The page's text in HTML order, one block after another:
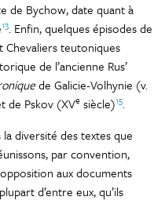
de Bychow, date quant à
13. Enfin, quelques épisodes de
Chevaliers teutoniques
de l’ancienne Rus’
de Galicie-Volhynie (v.
de Pskov (XVe siècle)15.
diversité des textes que
par convention,
aux documents
d’entre eux, qu’ils